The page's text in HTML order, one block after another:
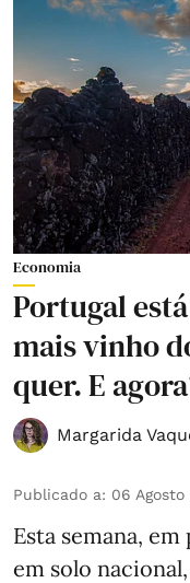
Economia
Portugal
mais vinho
quer. E
Margarida
Publicado a: 06 Agosto
Esta semana,
em solo